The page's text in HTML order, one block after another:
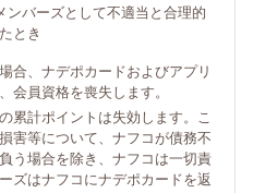
ンバーズとして不適当と合理的
とき
合、ナデポカードおよびアプリ
会員資格を喪失します。
累計ポイントは失効します。こ
害等について、ナフコが債務不
う場合を除き、ナフコは一切責
ズはナフコにナデポカードを返